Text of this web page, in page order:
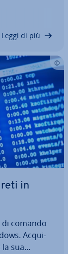
Per far sì
Leggi di più
reti in
comando
Ac­qui­
sua